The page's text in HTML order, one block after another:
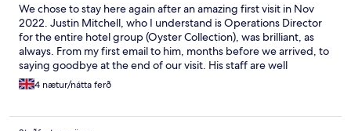
We chose to stay here again after an amazing first visit in Nov
2022. Justin Mitchell, who I understand is Operations Director
for the entire hotel group (Oyster Collection), was brilliant, as
always. From my first email to him, months before we arrived, to
saying goodbye at the end of our visit. His staff are well
informed, attentive, yet beautifully informal in their approach. It
remains one of the nicest places my husband & I have ever
4 nætur/nátta ferð